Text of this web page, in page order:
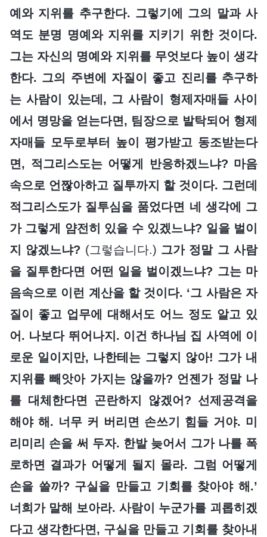
예와 지위를 추구한다. 그렇기에 그의 말과 사
역도 분명 명예와 지위를 지키기 위한 것이다.
그는 자신의 명예와 지위를 무엇보다 높이 생각
한다. 그의 주변에 자질이 좋고 진리를 추구하
는 사람이 있는데, 그 사람이 형제자매들 사이
에서 명망을 얻는다면, 팀장으로 발탁되어 형제
자매들 모두로부터 높이 평가받고 동조받는다
면, 적그리스도는 어떻게 반응하겠느냐? 마음
속으로 언짢아하고 질투까지 할 것이다. 그런데
적그리스도가 질투심을 품었다면 네 생각에 그
가 그렇게 얌전히 있을 수 있겠느냐? 일을 벌이
지 않겠느냐? (그렇습니다.) 그가 정말 그 사람
을 질투한다면 어떤 일을 벌이겠느냐? 그는 마
음속으로 이런 계산을 할 것이다. ‘그 사람은 자
질이 좋고 업무에 대해서도 어느 정도 알고 있
어. 나보다 뛰어나지. 이건 하나님 집 사역에 이
로운 일이지만, 나한테는 그렇지 않아! 그가 내
지위를 빼앗아 가지는 않을까? 언젠가 정말 나
를 대체한다면 곤란하지 않겠어? 선제공격을
해야 해. 너무 커 버리면 손쓰기 힘들 거야. 미
리미리 손을 써 두자. 한발 늦어서 그가 나를 폭
로하면 결과가 어떻게 될지 몰라. 그럼 어떻게
손을 쓸까? 구실을 만들고 기회를 찾아야 해.’
너희가 말해 보아라. 사람이 누군가를 괴롭히겠
다고 생각한다면, 구실을 만들고 기회를 찾아내